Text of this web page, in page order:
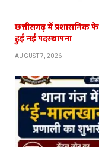
छत्तीसगढ़ में प्रशासनिक
हुई नई पदस्थापना
AUGUST 7, 2026